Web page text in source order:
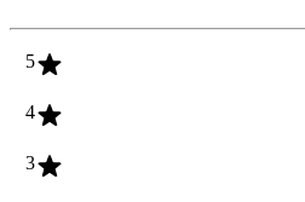
5
4
3